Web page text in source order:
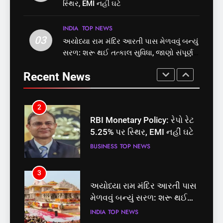
બેઠક પરથી પવન પાંડેને 2027
2
RBI Monetary Policy: રેપો રેટ
5.25% પર સ્થિર, EMI નહીં ઘટે
3
અયોધ્યા રામ મંદિર આરતી પાસ
મેળવવું બન્યું સરળ: શરૂ થઈ
તત્કાલ સુવિધા, જાણો સંપૂર્ણ
INDIA TOP NEWS
4
‘ગજિની’ અને ‘લગાન’ ફેમ
અભિનેતા પ્રદીપ રાવતનું 74
વર્ષની વયે નિધન, બ્લડ કેન્સર
ENTERTAINMENT
સ્થિર, EMI નહીં ઘટે
03
INDIA TOP NEWS
અયોધ્યા રામ મંદિર આરતી પાસ મેળવવું બન્યું
સરળ: શરૂ થઈ તત્કાલ સુવિધા, જાણો સંપૂર્ણ
Recent News
1
સમાજવાદી પાર્ટીએ અયોધ્યા
બેઠક પરથી પવન પાંડેને 2027
માટે બનાવાયા ઉમેદવાર
2
RBI Monetary Policy: રેપો રેટ
5.25% પર સ્થિર, EMI નહીં ઘટે
BUSINESS TOP NEWS
3
અયોધ્યા રામ મંદિર આરતી પાસ
મેળવવું બન્યું સરળ: શરૂ થઈ
તત્કાલ સુવિધા, જાણો સંપૂર્ણ
INDIA TOP NEWS